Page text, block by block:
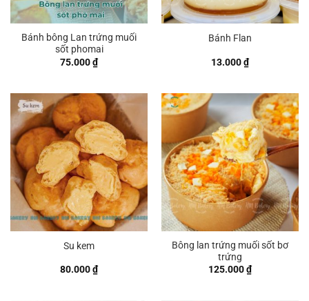
Bánh bông Lan trứng muối
sốt phomai
75.000₫
Bánh Flan
13.000₫
Su kem
80.000₫
Bông lan trứng muối sốt bơ
trứng
125.000₫